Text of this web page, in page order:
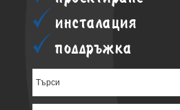
инсталация
поддръжка